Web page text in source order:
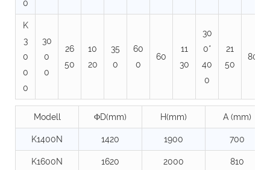
0
K
3
0
0
0
30
0
0
26
50
10
20
35
0
60
0
60
11
30
30
0*
40
0
21
50
80
Modell ΦD(mm) H(mm) A (mm)
K1400N 1420 1900 700
K1600N 1620 2000 810